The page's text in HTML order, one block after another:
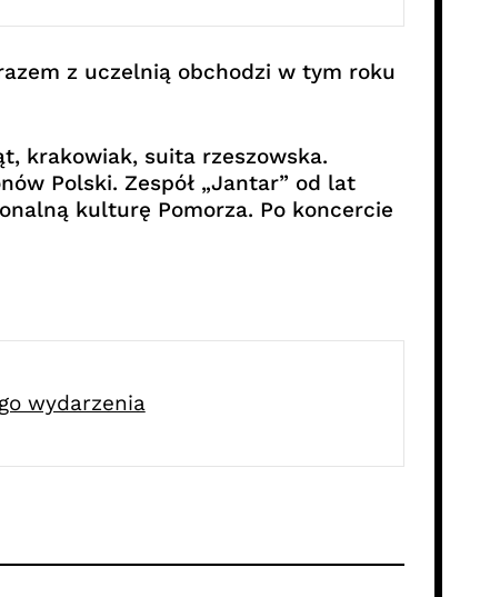
z uczelnią obchodzi w tym roku
krakowiak, suita rzeszowska.
Polski. Zespół „Jantar” od lat
kulturę Pomorza. Po koncercie
wydarzenia